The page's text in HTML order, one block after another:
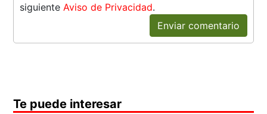
siguiente Aviso de Privacidad.
Enviar comentario
Te puede interesar